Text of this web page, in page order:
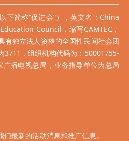
下简称“促进会”），英文名：China
Council，缩写CAMTEC，
有独立法人资格的全国性民间社会团
3711，组织机构代码为：50001755-
播电视总局，业务指导单位为总局
最新的活动消息和推广信息。